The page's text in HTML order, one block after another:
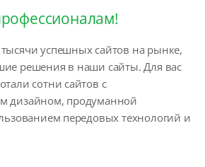
успешных сайтов на рынке,
решения в наши сайты. Для вас
сотни сайтов с
дизайном, продуманной
передовых технологий и